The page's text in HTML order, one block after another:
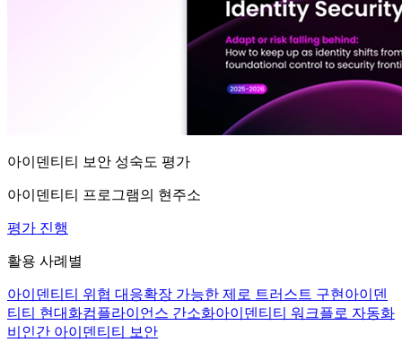
아이덴티티 보안 성숙도 평가
아이덴티티 프로그램의 현주소
평가 진행
활용 사례별
아이덴티티 위협 대응확장 가능한 제로 트러스트 구현 아이덴
티티 현대화컴플라이언스 간소화아이덴티티 워크플로 자동화
비인간 아이덴티티 보안